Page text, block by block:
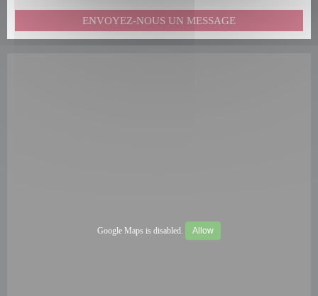
ENVOYEZ-NOUS UN MESSAGE
Google Maps is disabled. Allow